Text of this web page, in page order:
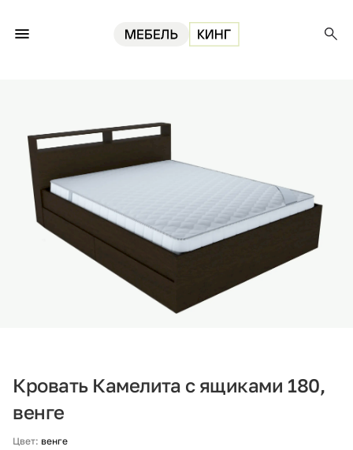
Кровать Камелита с ящиками 180,
венге
Цвет: венге